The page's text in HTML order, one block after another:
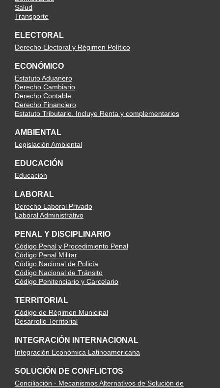
Salud
Transporte
ELECTORAL
Derecho Electoral y Régimen Político
ECONÓMICO
Estatuto Aduanero
Derecho Cambiario
Derecho Contable
Derecho Financiero
Estatuto Tributario. Incluye Renta y complementarios
AMBIENTAL
Legislación Ambiental
EDUCACIÓN
Educación
LABORAL
Derecho Laboral Privado
Laboral Administrativo
PENAL Y DISCIPLINARIO
Código Penal y Procedimiento Penal
Código Penal Militar
Código Nacional de Policía
Código Nacional de Tránsito
Código Penitenciario y Carcelario
TERRITORIAL
Código de Régimen Municipal
Desarrollo Territorial
INTEGRACIÓN INTERNACIONAL
Integración Económica Latinoamericana
SOLUCIÓN DE CONFLICTOS
Conciliación - Mecanismos Alternativos de Solución de